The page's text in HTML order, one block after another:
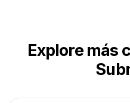
Explore más